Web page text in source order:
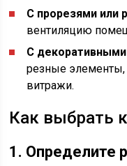
С прорезями или
вентиляцию
С
резные
витражи.
Как выбрать
1. Определите